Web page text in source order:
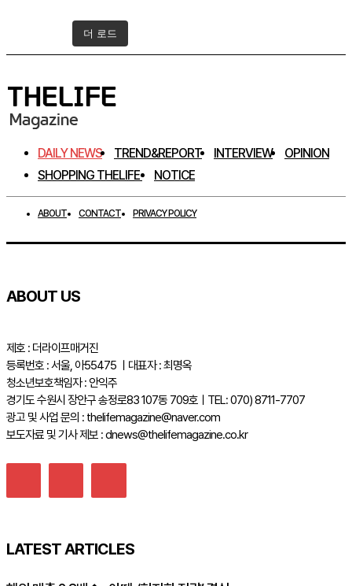
더 로드
DAILY NEWS TREND&REPORT INTERVIEW
OPINION
SHOPPING THELIFE
NOTICE
ABOUT CONTACT PRIVACY POLICY
ABOUT US
제호 : 더라이프매거진
등록번호 : 서울, 아55475 ㅣ대표자 : 최명옥
청소년보호책임자 : 안익주
경기도 수원시 장안구 송정로83 107동 709호ㅣTEL: 070) 8711-7707
광고 및 사업 문의 : thelifemagazine@naver.com
보도자료 및 기사 제보 : dnews@thelifemagazine.co.kr
LATEST ARTICLES